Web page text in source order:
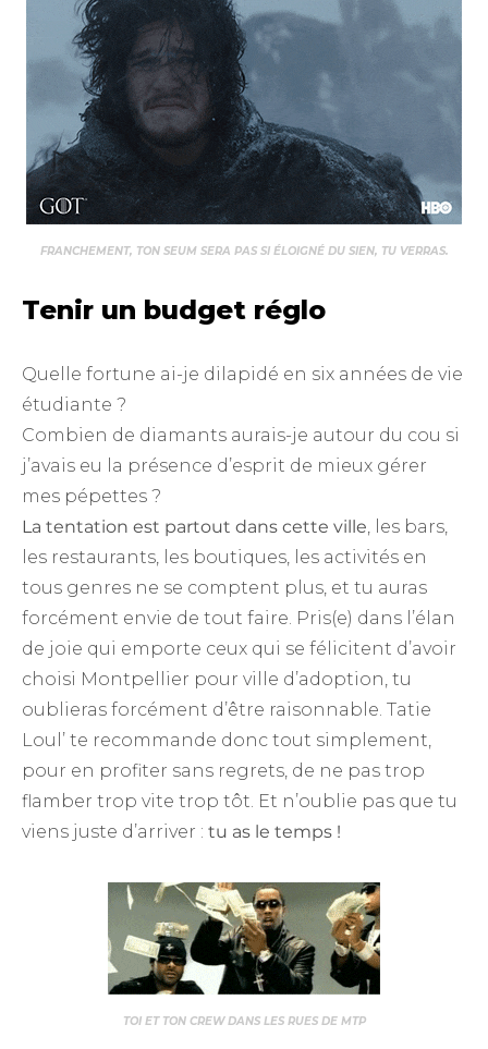
FRANCHEMENT, TON SEUM SERA PAS SI ÉLOIGNÉ DU SIEN, TU VERRAS.
Tenir un budget réglo
Quelle fortune ai-je dilapidé en six années de vie
étudiante ?
Combien de diamants aurais-je autour du cou si
j’avais eu la présence d’esprit de mieux gérer
mes pépettes ?
La tentation est partout dans cette ville, les bars,
les restaurants, les boutiques, les activités en
tous genres ne se comptent plus, et tu auras
forcément envie de tout faire. Pris(e) dans l’élan
de joie qui emporte ceux qui se félicitent d’avoir
choisi Montpellier pour ville d’adoption, tu
oublieras forcément d’être raisonnable. Tatie
Loul’ te recommande donc tout simplement,
pour en profiter sans regrets, de ne pas trop
flamber trop vite trop tôt. Et n’oublie pas que tu
viens juste d’arriver : tu as le temps !
TOI ET TON CREW DANS LES RUES DE MTP